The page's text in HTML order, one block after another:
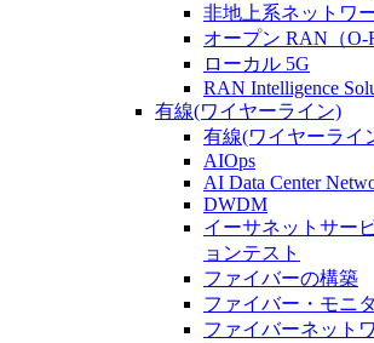
非地上系ネットワ
オープン RAN（O-
ローカル 5G
RAN Intelligence
有線(ワイヤーライン)
有線(ワイヤーライ
AIOps
AI Data Center
DWDM
イーサネットサー
ョンテスト
ファイバーの構築
ファイバー・モニ
ファイバーネット